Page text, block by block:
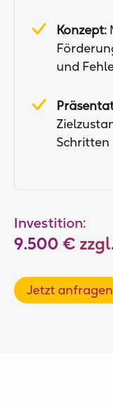
Konzept:
und
Schritten
Investition:
9.500 €
Jetzt anfragen